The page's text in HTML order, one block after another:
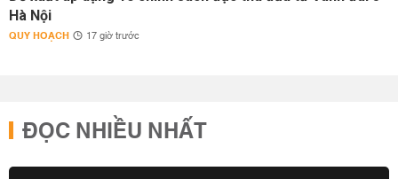
Hà Nội
QUY HOẠCH 17 giờ trước
ĐỌC NHIỀU NHẤT